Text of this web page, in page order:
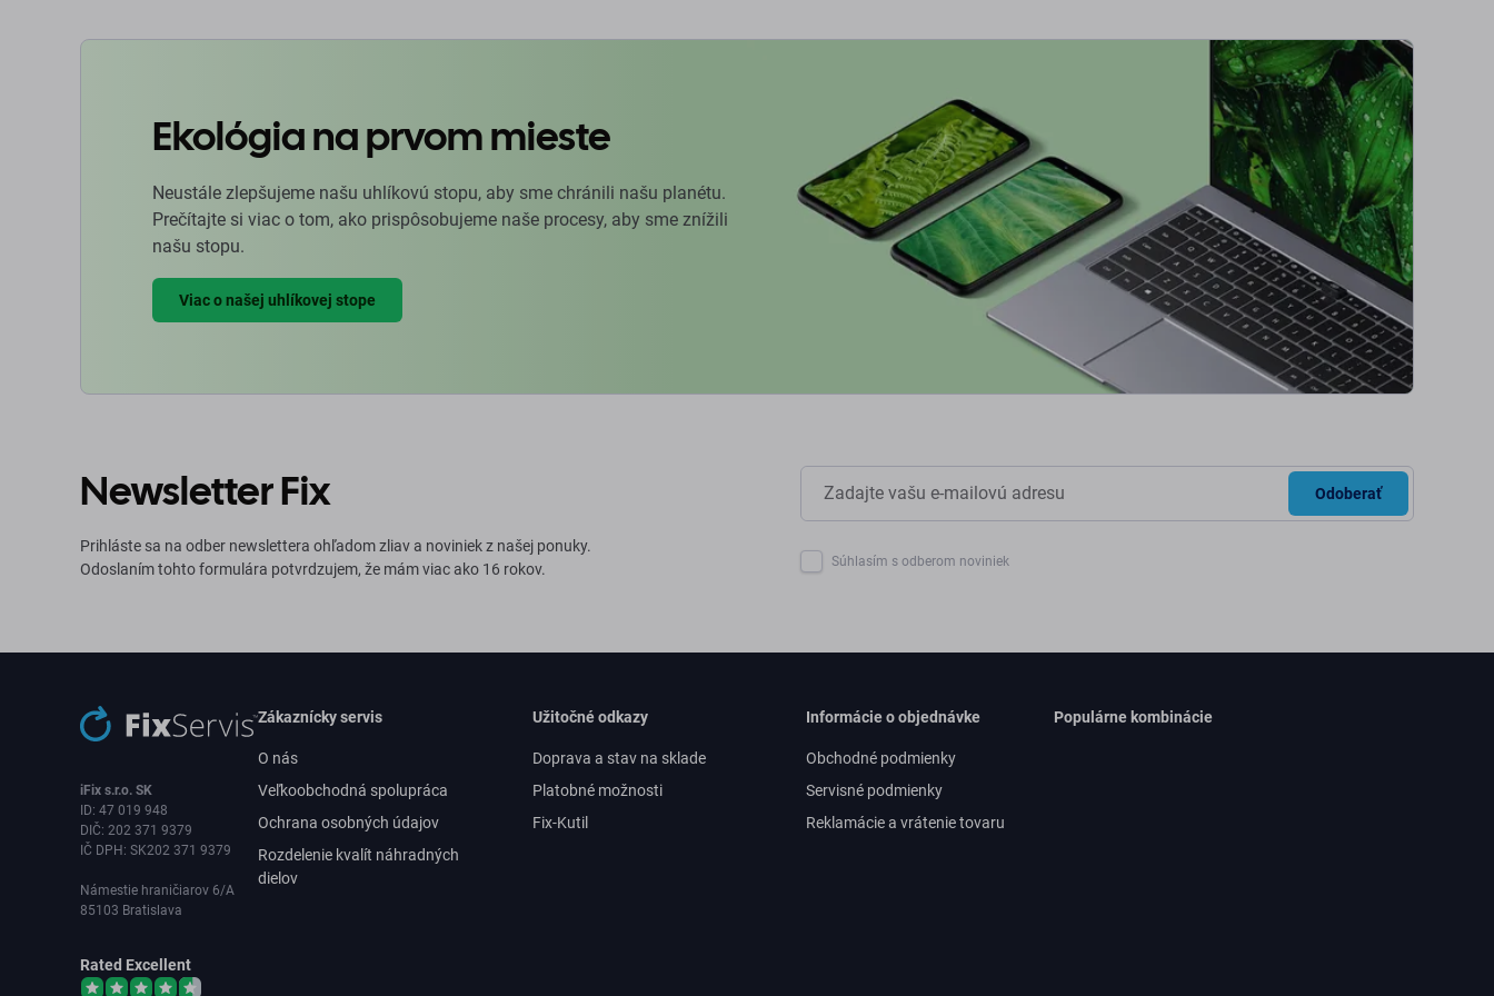
Ekológia na prvom mieste
Neustále zlepšujeme našu uhlíkovú stopu, aby sme chránili našu planétu.
Prečítajte si viac o tom, ako prispôsobujeme naše procesy, aby sme znížili
našu stopu.
Viac o našej uhlíkovej stope
Newsletter Fix
Prihláste sa na odber newslettera ohľadom zliav a noviniek z našej ponuky.
Odoslaním tohto formulára potvrdzujem, že mám viac ako 16 rokov.
Odoberať
Súhlasím s odberom noviniek
iFix s.r.o. SK
ID: 47 019 948
DIČ: 202 371 9379
IČ DPH: SK202 371 9379
Námestie hraničiarov 6/A
85103 Bratislava
Rated Excellent
Zákaznícky servis
O nás
Veľkoobchodná spolupráca
Ochrana osobných údajov
Rozdelenie kvalít náhradných
dielov
Užitočné odkazy
Doprava a stav na sklade
Platobné možnosti
Fix-Kutil
Informácie o objednávke
Obchodné podmienky
Servisné podmienky
Reklamácie a vrátenie tovaru
Populárne kombinácie